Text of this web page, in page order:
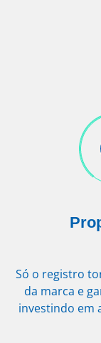
Só o registro
da marca e
investindo em